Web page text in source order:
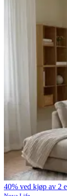
40% ved kjøp av 2